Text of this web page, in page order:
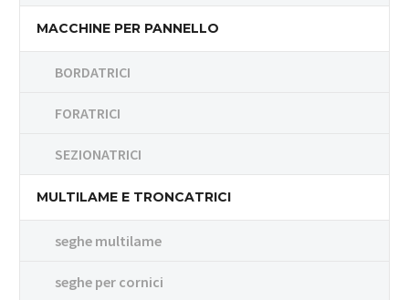
MACCHINE PER PANNELLO
BORDATRICI
FORATRICI
SEZIONATRICI
MULTILAME E TRONCATRICI
seghe multilame
seghe per cornici